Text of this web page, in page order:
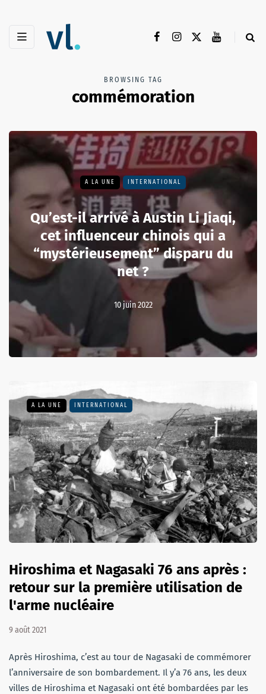
BROWSING TAG
commémoration
A LA UNE INTERNATIONAL
Qu’est-il arrivé à Austin Li Jiaqi,
cet influenceur chinois qui a
“mystérieusement” disparu du
net ?
10 juin 2022
A LA UNE INTERNATIONAL
Hiroshima et Nagasaki 76 ans après :
retour sur la première utilisation de
l'arme nucléaire
9 août 2021
Après Hiroshima, c’est au tour de Nagasaki de commémorer
l’anniversaire de son bombardement. Il y’a 76 ans, les deux
villes de Hiroshima et Nagasaki ont été bombardées par les